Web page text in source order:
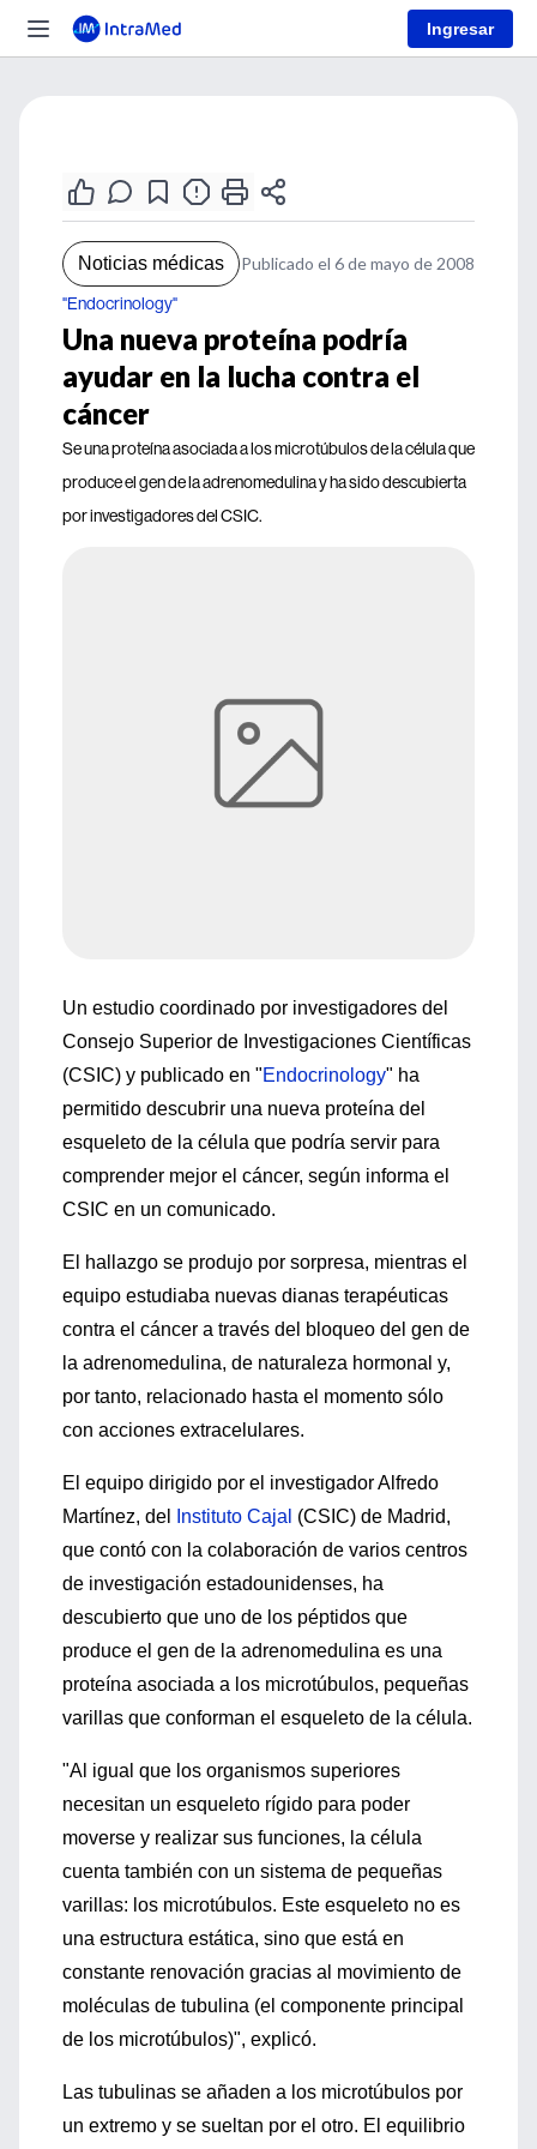
Ingresar
Noticias médicas Publicado el 6 de mayo de 2008
"Endocrinology"
Una nueva proteína podría
ayudar en la lucha contra el
cáncer
Se una proteína asociada a los microtúbulos de la célula que
produce el gen de la adrenomedulina y ha sido descubierta
por investigadores del CSIC.
Un estudio coordinado por investigadores del
Consejo Superior de Investigaciones Científicas
(CSIC) y publicado en "Endocrinology" ha
permitido descubrir una nueva proteína del
esqueleto de la célula que podría servir para
comprender mejor el cáncer, según informa el
CSIC en un comunicado.
El hallazgo se produjo por sorpresa, mientras el
equipo estudiaba nuevas dianas terapéuticas
contra el cáncer a través del bloqueo del gen de
la adrenomedulina, de naturaleza hormonal y,
por tanto, relacionado hasta el momento sólo
con acciones extracelulares.
El equipo dirigido por el investigador Alfredo
Martínez, del
Instituto Cajal (CSIC) de Madrid,
que contó con la colaboración de varios centros
de investigación estadounidenses, ha
descubierto que uno de los péptidos que
produce el gen de la adrenomedulina es una
proteína asociada a los microtúbulos, pequeñas
varillas que conforman el esqueleto de la célula.
"Al igual que los organismos superiores
necesitan un esqueleto rígido para poder
moverse y realizar sus funciones, la célula
cuenta también con un sistema de pequeñas
varillas: los microtúbulos. Este esqueleto no es
una estructura estática, sino que está en
constante renovación gracias al movimiento de
moléculas de tubulina (el componente principal
de los microtúbulos)", explicó.
Las tubulinas se añaden a los microtúbulos por
un extremo y se sueltan por el otro. El equilibrio